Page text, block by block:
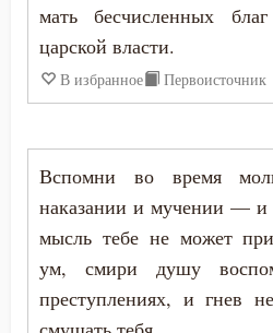
Празднословие
Праздность
Привычки
Призвание
Пример
мать бесчисленных
царской власти.
В избранное Первоисточник
Вспомни во время
наказании и мучении — и
мысль тебе не может
ум, смири душу
преступлениях, и гнев